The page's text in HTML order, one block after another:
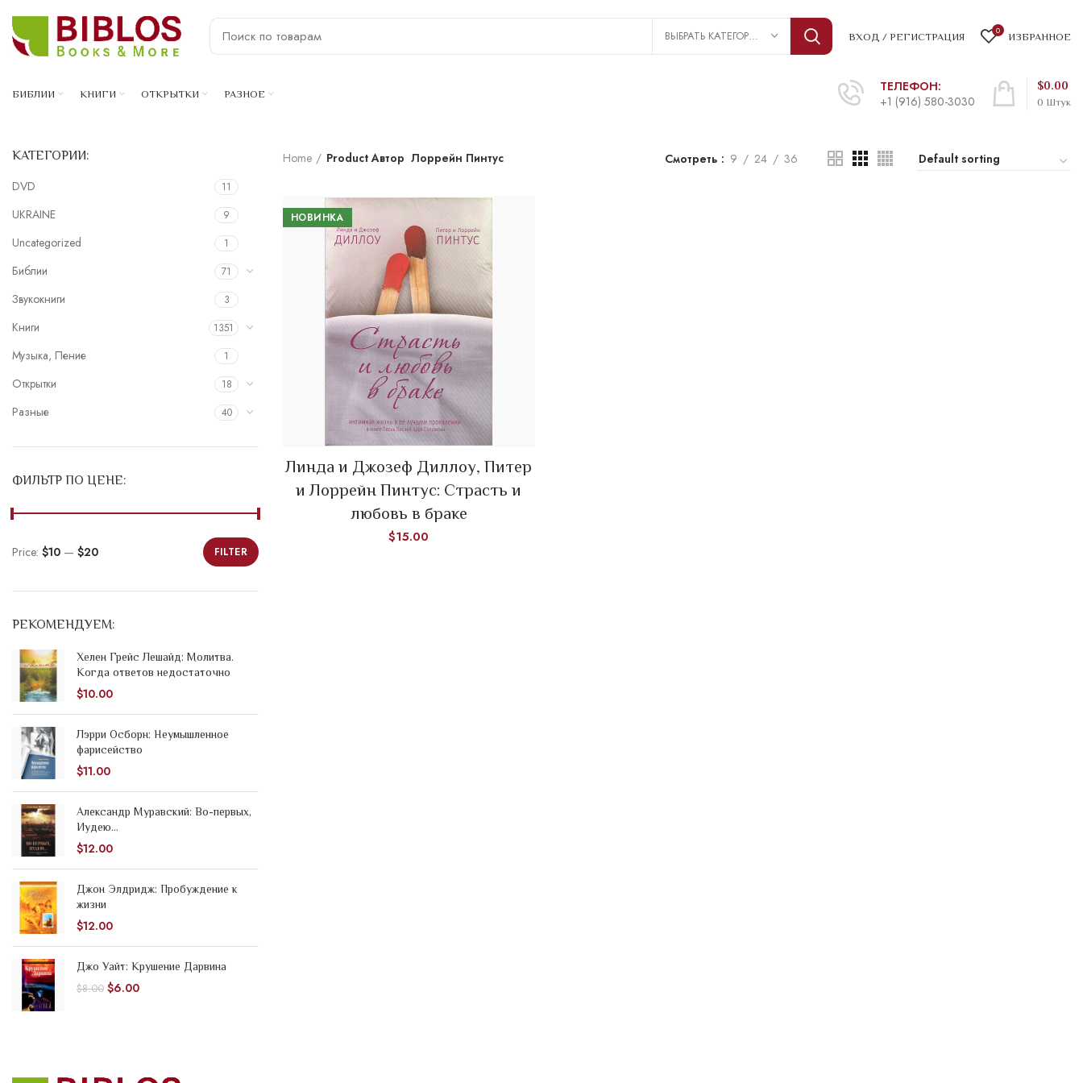
ВЫБРАТЬ КАТЕГОРИЮ ВХОД / РЕГИСТРАЦИЯ 0 ИЗБРАННОЕ
БИБЛИИ КНИГИ ОТКРЫТКИ РАЗНОЕ
ТЕЛЕФОН:
+1 (916) 580-3030
0 Штук
$0.00
КАТЕГОРИИ:
DVD 11
UKRAINE 9
Uncategorized 1
Библии 71
Звукокниги 3
Книги 1351
Музыка, Пение 1
Открытки 18
Разные 40
ФИЛЬТР ПО ЦЕНЕ:
FILTER
Price: $10 — $20
РЕКОМЕНДУЕМ:
Хелен Грейс Лешайд: Молитва.
Когда ответов недостаточно
$10.00
Лэрри Осборн: Неумышленное
фарисейство
$11.00
Александр Муравский: Во-первых,
Иудею...
$12.00
Джон Элдридж: Пробуждение к
жизни
$12.00
Джо Уайт: Крушение Дарвина
$8.00 $6.00
Home Product Автор Лоррейн Пинтус Смотреть 9 24 36
НОВИНКА
ADD TO CART
Линда и Джозеф Диллоу, Питер
и Лоррейн Пинтус: Страсть и
любовь в браке
$15.00